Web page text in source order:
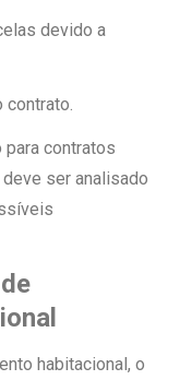
devido a
contrato.
contratos
ser analisado
habitacional, o